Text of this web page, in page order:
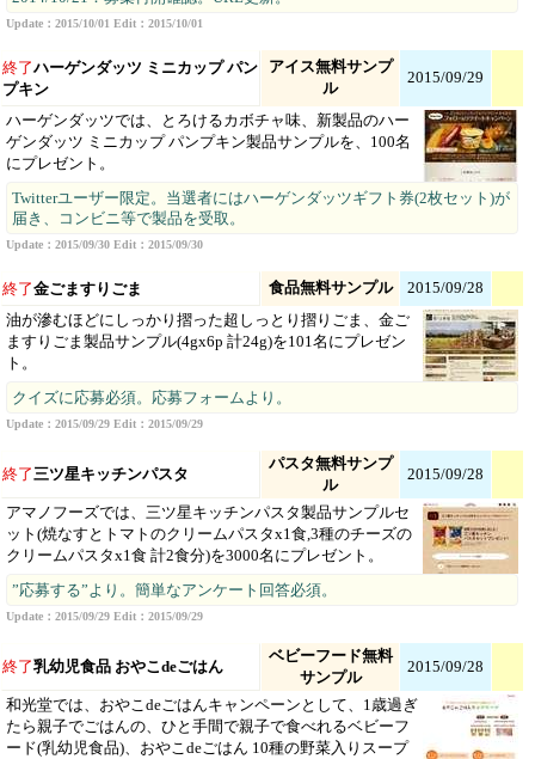
Update：2015/10/01 Edit：2015/10/01
終了ハーゲンダッツ ミニカップ パン
プキン
アイス無料サンプ
ル
2015/09/29
ハーゲンダッツでは、とろけるカボチャ味、新製品のハー
ゲンダッツ ミニカップ パンプキン製品サンプルを、100名
にプレゼント。
Twitterユーザー限定。当選者にはハーゲンダッツギフト券(2枚セット)が
届き、コンビニ等で製品を受取。
Update：2015/09/30 Edit：2015/09/30
終了金ごますりごま 食品無料サンプル
2015/09/28
油が滲むほどにしっかり摺った超しっとり摺りごま、金ご
ますりごま製品サンプル(4gx6p 計24g)を101名にプレゼン
ト。
クイズに応募必須。応募フォームより。
Update：2015/09/29 Edit：2015/09/29
終了三ツ星キッチンパスタ
パスタ無料サンプ
ル
2015/09/28
アマノフーズでは、三ツ星キッチンパスタ製品サンプルセ
ット(焼なすとトマトのクリームパスタx1食,3種のチーズの
クリームパスタx1食 計2食分)を3000名にプレゼント。
”応募する”より。簡単なアンケート回答必須。
Update：2015/09/29 Edit：2015/09/29
終了乳幼児食品 おやこdeごはん
ベビーフード無料
サンプル
2015/09/28
和光堂では、おやこdeごはんキャンペーンとして、1歳過ぎ
たら親子でごはんの、ひと手間で親子で食べれるベビーフ
ード(乳幼児食品)、おやこdeごはん 10種の野菜入りスープ